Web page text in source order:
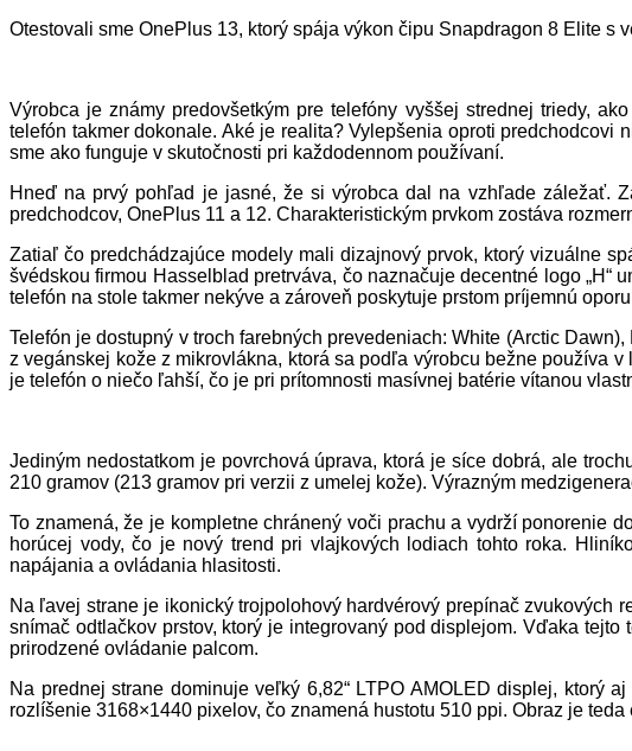
Otestovali sme OnePlus 13, ktorý spája výkon čipu Snapdragon 8 Elite s
Výrobca je známy predovšetkým pre telefóny vyššej strednej triedy,
telefón takmer dokonale. Aké je realita? Vylepšenia oproti
sme ako funguje v skutočnosti pri každodennom používaní.
Hneď na prvý pohľad je jasné, že si výrobca dal na vzhľade záležať.
predchodcov, OnePlus 11 a 12. Charakteristickým prvkom zostáva
Zatiaľ čo predchádzajúce modely mali dizajnový prvok, ktorý vizuálne
švédskou firmou Hasselblad pretrváva, čo naznačuje decentné logo
telefón na stole takmer nekýve a zároveň poskytuje prstom príjemnú
Telefón je dostupný v troch farebných prevedeniach: White (Arctic
z vegánskej kože z mikrovlákna, ktorá sa podľa výrobcu bežne používa
je telefón o niečo ľahší, čo je pri prítomnosti masívnej batérie vítanou
Jediným nedostatkom je povrchová úprava, ktorá je síce dobrá, ale
210 gramov (213 gramov pri verzii z umelej kože). Výrazným
To znamená, že je kompletne chránený voči prachu a vydrží ponorenie
horúcej vody, čo je nový trend pri vlajkových lodiach tohto roka.
napájania a ovládania hlasitosti.
Na ľavej strane je ikonický trojpolohový hardvérový prepínač zvukových
snímač odtlačkov prstov, ktorý je integrovaný pod displejom. Vďaka
prirodzené ovládanie palcom.
Na prednej strane dominuje veľký 6,82“ LTPO AMOLED displej, ktorý
rozlíšenie 3168×1440 pixelov, čo znamená hustotu 510 ppi. Obraz je